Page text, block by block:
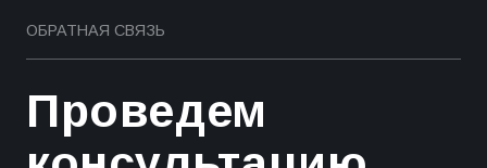
ОБРАТНАЯ СВЯЗЬ
Проведем